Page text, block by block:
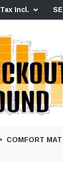
Tax Incl.
COMFORT MAT